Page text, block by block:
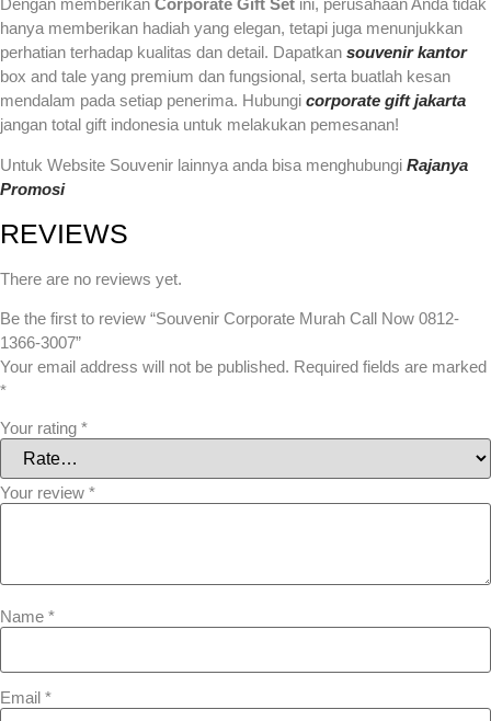
Dengan memberikan Corporate Gift Set ini, perusahaan Anda tidak
hanya memberikan hadiah yang elegan, tetapi juga menunjukkan
perhatian terhadap kualitas dan detail. Dapatkan souvenir kantor
box and tale yang premium dan fungsional, serta buatlah kesan
mendalam pada setiap penerima. Hubungi corporate gift jakarta
jangan total gift indonesia untuk melakukan pemesanan!
Untuk Website Souvenir lainnya anda bisa menghubungi Rajanya
Promosi
REVIEWS
There are no reviews yet.
Be the first to review “Souvenir Corporate Murah Call Now 0812-
1366-3007”
Your email address will not be published. Required fields are marked
*
Your rating *
Your review *
Name *
Email *